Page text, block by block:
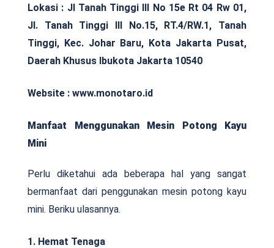
Lokasi : Jl Tanah Tinggi III No 15e Rt 04 Rw 01,
Jl. Tanah Tinggi III No.15, RT.4/RW.1, Tanah
Tinggi, Kec. Johar Baru, Kota Jakarta Pusat,
Daerah Khusus Ibukota Jakarta 10540
Website : www.monotaro.id
Manfaat Menggunakan Mesin Potong Kayu
Mini
Perlu diketahui ada beberapa hal yang sangat
bermanfaat dari penggunakan mesin potong kayu
mini. Beriku ulasannya.
1. Hemat Tenaga